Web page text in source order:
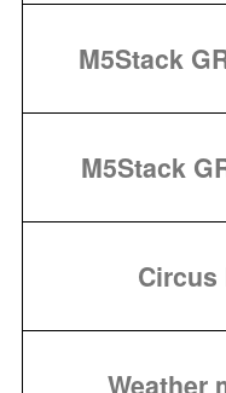
M5Stack
M5Stack
Circus
Weather